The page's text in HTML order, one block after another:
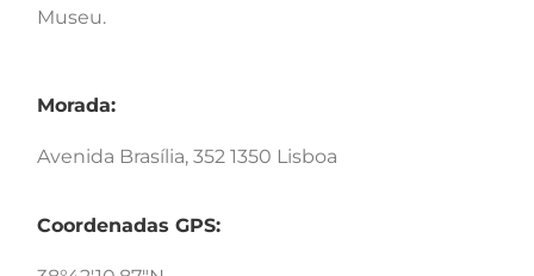
Museu.
Morada:
Avenida Brasília, 352 1350 Lisboa
Coordenadas GPS: